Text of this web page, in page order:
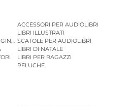
ACCESSORI PER AUDIOLIBRI
LIBRI ILLUSTRATI
SCATOLE PER AUDIOLIBRI
LIBRI DI NATALE
LIBRI PER RAGAZZI
PELUCHE